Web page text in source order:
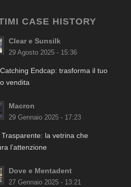
CASE HISTORY
Clear e Sunsilk
29 Agosto 2025 - 15:36
Endcap: trasforma il tuo
vendita
Macron
29 Gennaio 2025 - 17:23
Trasparente: la vetrina che
l’attenzione
Dove e Mentadent
27 Gennaio 2025 - 13:21